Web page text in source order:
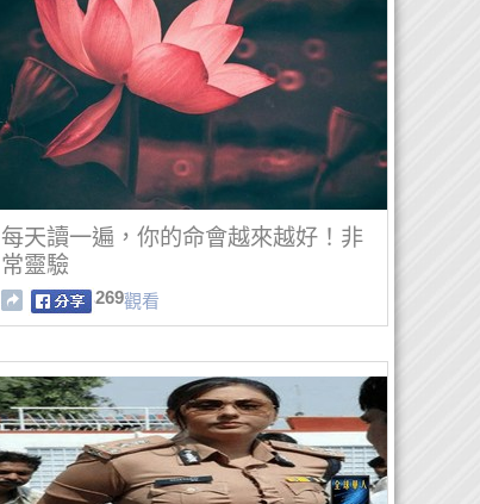
每天讀一遍，你的命會越來越好！非
常靈驗
269觀看